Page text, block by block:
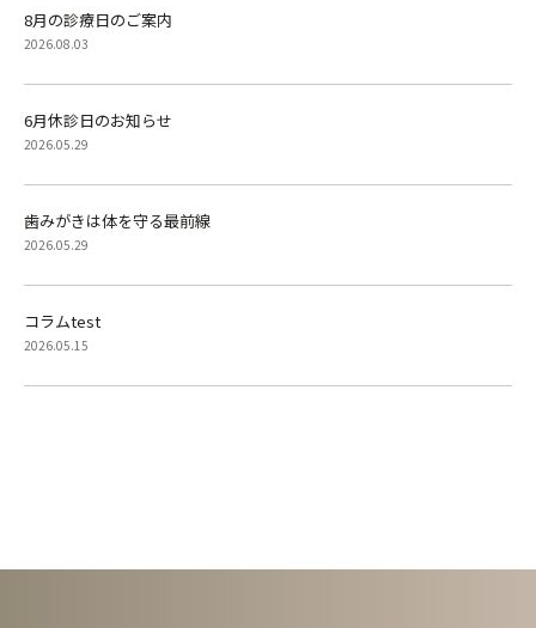
8月の診療日のご案内
2026.08.03
6月休診日のお知らせ
2026.05.29
歯みがきは体を守る最前線
2026.05.29
コラムtest
2026.05.15